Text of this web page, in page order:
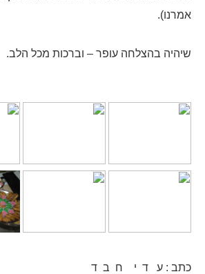
אמרנו).
שיהיה בהצלחה עופר – וברכות מכל הלב.
כתב : ע ד י ח ב ד